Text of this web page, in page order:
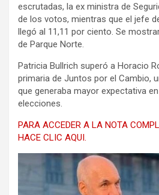
escrutadas, la ex ministra de
de los votos, mientras que el jefe
llegó al 11,11 por ciento. Se
de Parque Norte.
Patricia Bullrich superó a Horacio
primaria de Juntos por el Cambio,
que generaba mayor expectativa
elecciones.
PARA ACCEDER A LA NOTA
HACE CLIC AQUI.